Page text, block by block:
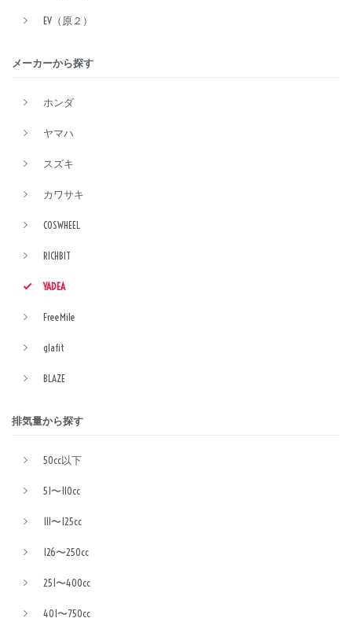
EV（原２）
メーカーから探す
ホンダ
ヤマハ
スズキ
カワサキ
COSWHEEL
RICHBIT
YADEA
FreeMile
glafit
BLAZE
排気量から探す
50cc以下
51〜110cc
111〜125cc
126〜250cc
251〜400cc
401〜750cc